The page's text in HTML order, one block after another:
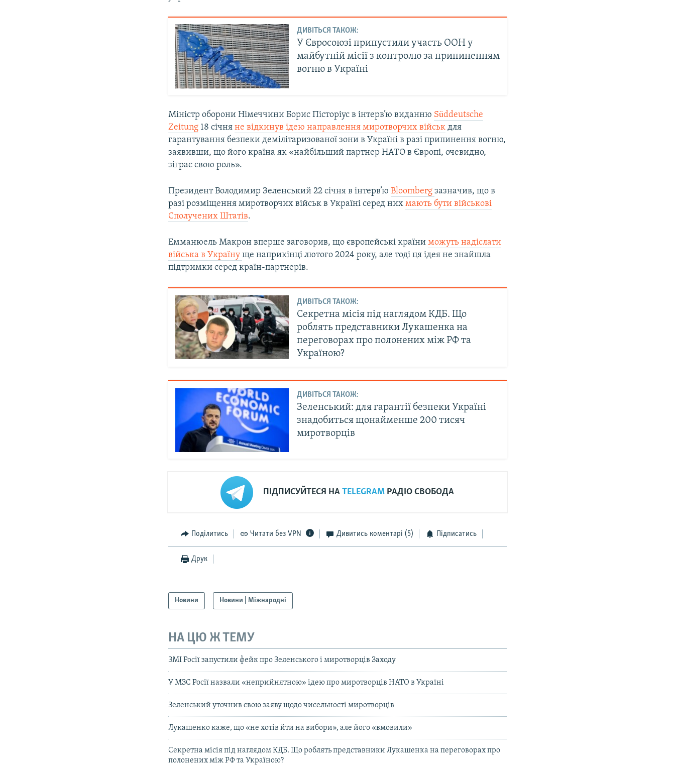
ДИВІТЬСЯ ТАКОЖ:
У Євросоюзі припустили участь ООН у
майбутній місії з контролю за припиненням
вогню в Україні
Міністр оборони Німеччини Борис Пісторіус в інтерв’ю виданню Süddeutsche
Zeitung 18 січняне відкинув ідею направлення миротворчих військ для
гарантування безпеки демілітаризованої зони в Україні в разі припинення вогню,
заявивши, що його країна як «найбільший партнер НАТО в Європі, очевидно,
зіграє свою роль».
Президент Володимир Зеленський 22 січня в інтерв’юBloombergзазначив, що в
разі розміщення миротворчих військ в Україні серед нихмають бути військові
Сполучених Штатів.
Емманюель Макрон вперше заговорив, що європейські країниможуть надіслати
війська в Українуще наприкінці лютого 2024 року, але тоді ця ідея не знайшла
підтримки серед країн-партнерів.
ДИВІТЬСЯ ТАКОЖ:
Секретна місія під наглядом КДБ. Що
роблять представники Лукашенка на
переговорах про полонених між РФ та
Україною?
ДИВІТЬСЯ ТАКОЖ:
Зеленський: для гарантії безпеки Україні
знадобиться щонайменше 200 тисяч
миротворців
ПІДПИСУЙТЕСЯ НАTELEGRAM РАДІО СВОБОДА
Поділитись Читати без VPN Дивитись коментарі (5) Підписатись
Друк
Новини Новини | Міжнародні
НА ЦЮ Ж ТЕМУ
ЗМІ Росії запустили фейк про Зеленського і миротворців Заходу
У МЗС Росії назвали «неприйнятною» ідею про миротворців НАТО в Україні
Зеленський уточнив свою заяву щодо чисельності миротворців
Лукашенко каже, що «не хотів йти на вибори», але його «вмовили»
Секретна місія під наглядом КДБ. Що роблять представники Лукашенка на переговорах про
полонених між РФ та Україною?